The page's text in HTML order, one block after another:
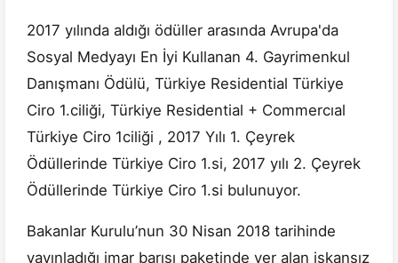
2017 yılında aldığı ödüller arasında Avrupa'da
Sosyal Medyayı En İyi Kullanan 4. Gayrimenkul
Danışmanı Ödülü, Türkiye Residential Türkiye
Ciro 1.ciliği, Türkiye Residential + Commercıal
Türkiye Ciro 1ciliği , 2017 Yılı 1. Çeyrek
Ödüllerinde Türkiye Ciro 1.si, 2017 yılı 2. Çeyrek
Ödüllerinde Türkiye Ciro 1.si bulunuyor.
Bakanlar Kurulu’nun 30 Nisan 2018 tarihinde
yayınladığı imar barışı paketinde yer alan iskansız